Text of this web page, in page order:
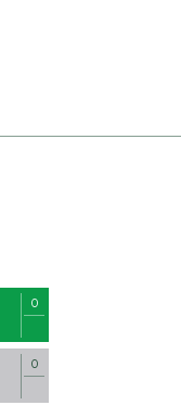
0
0